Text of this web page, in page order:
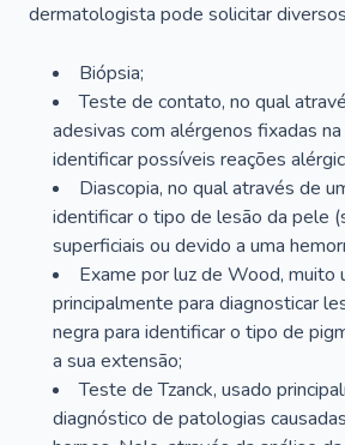
dermatologista pode solicitar
Biópsia;
Teste de contato, no qual
adesivas com alérgenos fixadas
identificar possíveis reações
Diascopia, no qual através de
identificar o tipo de lesão da pele
superficiais ou devido a uma
Exame por luz de Wood, muito
principalmente para diagnosticar
negra para identificar o tipo de
a sua extensão;
Teste de Tzanck, usado
diagnóstico de patologias